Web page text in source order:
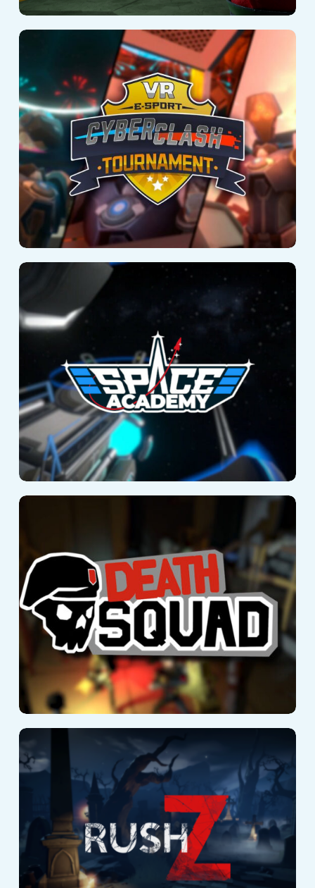
Cyberclash:
Tournament
Space Academy
Death Squad
Rush Z